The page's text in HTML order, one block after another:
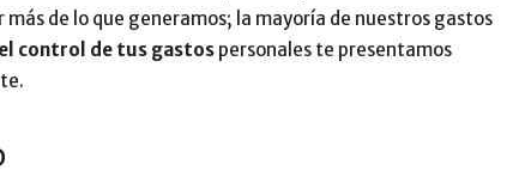
más de lo que generamos; la mayoría de nuestros gastos
control de tus gastos personales te presentamos